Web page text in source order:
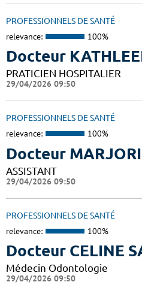
PROFESSIONNELS DE SANTÉ
relevance: 100%
Docteur
PRATICIEN HOSPITALIER
29/04/2026 09:50
PROFESSIONNELS DE SANTÉ
relevance: 100%
Docteur
ASSISTANT
29/04/2026 09:50
PROFESSIONNELS DE SANTÉ
relevance: 100%
Docteur CELINE
Médecin Odontologie
29/04/2026 09:50